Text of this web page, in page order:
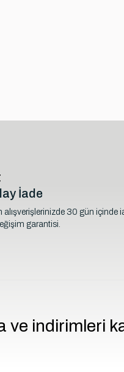
İade
alışverişlerinizde 30 gün içinde
garantisi.
ve indirimleri